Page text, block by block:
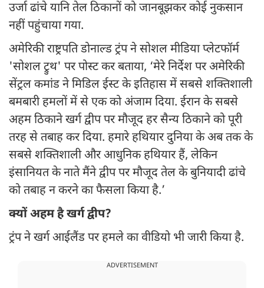
उर्जा ढांचे यानि तेल ठिकानों को जानबूझकर कोई नुकसान
नहीं पहुंचाया गया.
अमेरिकी राष्ट्रपति डोनाल्ड ट्रंप ने सोशल मीडिया प्लेटफॉर्म
'सोशल ट्रुथ' पर पोस्ट कर बताया, ‘मेरे निर्देश पर अमेरिकी
सेंट्रल कमांड ने मिडिल ईस्ट के इतिहास में सबसे शक्तिशाली
बमबारी हमलों में से एक को अंजाम दिया. ईरान के सबसे
अहम ठिकाने खर्ग द्वीप पर मौजूद हर सैन्य ठिकाने को पूरी
तरह से तबाह कर दिया. हमारे हथियार दुनिया के अब तक के
सबसे शक्तिशाली और आधुनिक हथियार हैं, लेकिन
इंसानियत के नाते मैंने द्वीप पर मौजूद तेल के बुनियादी ढांचे
को तबाह न करने का फैसला किया है.’
क्यों अहम है खर्ग द्वीप?
ट्रंप ने खर्ग आईलैंड पर हमले का वीडियो भी जारी किया है.
ADVERTISEMENT